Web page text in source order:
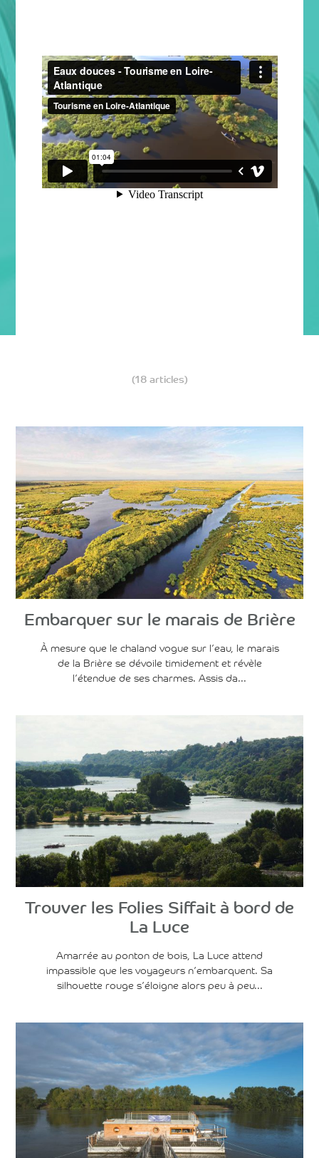
(18 articles)
Voir l'article
Embarquer sur le marais de Brière
À mesure que le chaland vogue sur l’eau, le marais
de la Brière se dévoile timidement et révèle
l’étendue de ses charmes. Assis da...
Voir l'article
Trouver les Folies Siffait à bord de
La Luce
Amarrée au ponton de bois, La Luce attend
impassible que les voyageurs n’embarquent. Sa
silhouette rouge s’éloigne alors peu à peu...
Voir l'article